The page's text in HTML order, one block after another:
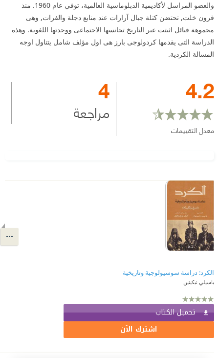
والعضو المراسل لأكاديمية الدبلوماسية العالمية، توفي عام 1960. منذ
قرون خلت, تحتضن كتلة جبال آرارات عند منابع دجلة والفرات, وهى
مجموهة قبائل اثبتت عبر التاريخ تجانسها الاجتماعى ووحدتها اللغوية. وهذه
الدراسة التى يقدمها كردولوجى بارز هى اول مؤلف شامل يتناول اوجه
المسالة الكردية.
4.2
معدل التقييمات
4
مراجعة
الكرد: دراسة سوسيولوجية وتاريخية
باسيلي نيكيتين
تحميل الكتاب
اشترك الآن